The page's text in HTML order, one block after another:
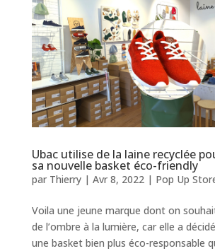
Ubac utilise de la laine recyclée
sa nouvelle basket éco-friendly
par Thierry| Avr 8, 2022| Pop Up
Voila une jeune marque dont on
de l’ombre à la lumière, car elle a
une basket bien plus éco-responsable